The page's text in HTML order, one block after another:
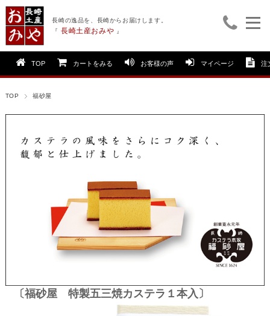
長崎の逸品を、長崎からお届けします。
『 長崎土産おみや 』
TOP カートをみる お客様の声 マイページ 注
TOP 福砂屋
〔福砂屋 特製五三焼カステラ１本入〕